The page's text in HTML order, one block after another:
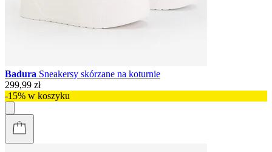
Badura Sneakersy skórzane na koturnie
299,99 zł
-15% w koszyku